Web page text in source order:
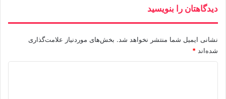
دیدگاهتان را بنویسید
نشانی ایمیل شما منتشر نخواهد شد. بخش‌های موردنیاز علامت‌گذاری
شده‌اند *